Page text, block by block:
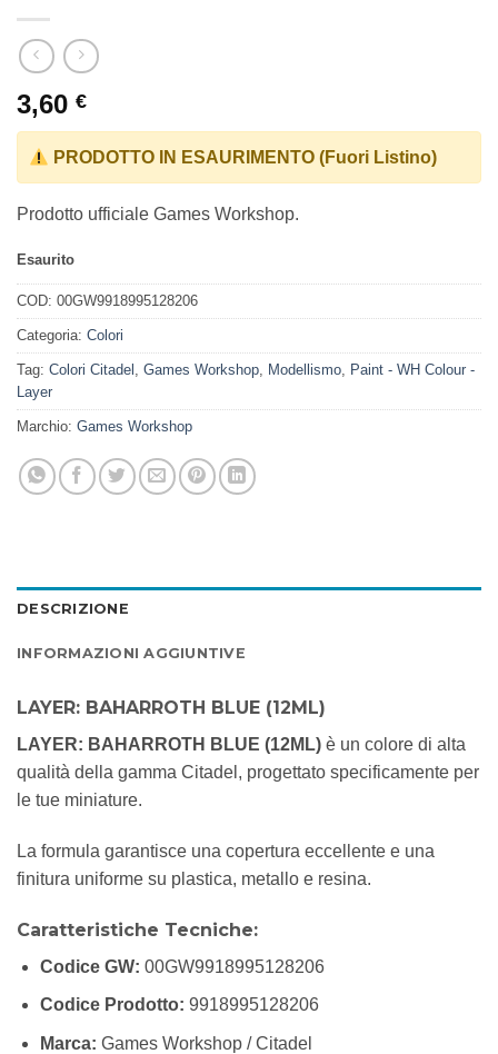
3,60 €
PRODOTTO IN ESAURIMENTO (Fuori Listino)
Prodotto ufficiale Games Workshop.
Esaurito
COD: 00GW9918995128206
Categoria: Colori
Tag: Colori Citadel , Games Workshop, Modellismo, Paint - WH Colour -
Layer
Marchio: Games Workshop
DESCRIZIONE
INFORMAZIONI AGGIUNTIVE
LAYER: BAHARROTH BLUE (12ML)
LAYER: BAHARROTH BLUE (12ML) è un colore di alta
qualità della gamma Citadel, progettato specificamente per
le tue miniature.
La formula garantisce una copertura eccellente e una
finitura uniforme su plastica, metallo e resina.
Caratteristiche Tecniche:
Codice GW: 00GW9918995128206
Codice Prodotto: 9918995128206
Marca: Games Workshop / Citadel